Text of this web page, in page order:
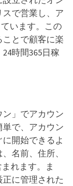
で営業し、ア
います。この
とで顧客に楽
時間365日稼
」でアカウン
単で、アカウン
開始できるよ
名前、住所、
れます。ま
に管理された